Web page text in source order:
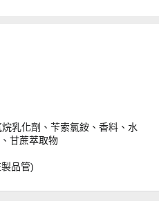
乳化劑、苄索氯銨、香料、水
甘蔗萃取物
品管)